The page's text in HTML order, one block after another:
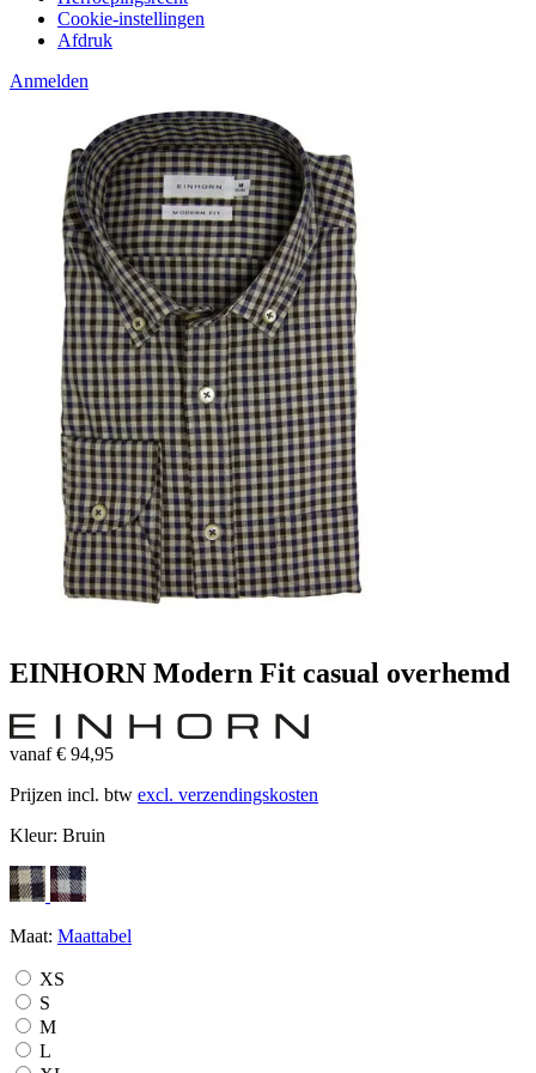
Cookie-instellingen
Afdruk
Anmelden
EINHORN Modern Fit casual overhemd
vanaf € 94,95
Prijzen incl. btw excl. verzendingskosten
Kleur: Bruin
Maat: Maattabel
XS
S
M
L